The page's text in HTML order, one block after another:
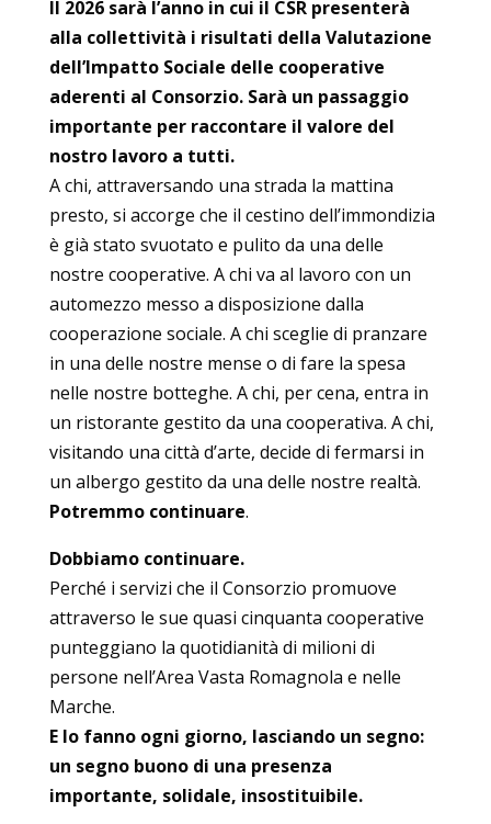
Il 2026 sarà l’anno in cui il CSR presenterà
alla collettività i risultati della Valutazione
dell’Impatto Sociale delle cooperative
aderenti al Consorzio. Sarà un passaggio
importante per raccontare il valore del
nostro lavoro a tutti.
A chi, attraversando una strada la mattina
presto, si accorge che il cestino dell’immondizia
è già stato svuotato e pulito da una delle
nostre cooperative. A chi va al lavoro con un
automezzo messo a disposizione dalla
cooperazione sociale. A chi sceglie di pranzare
in una delle nostre mense o di fare la spesa
nelle nostre botteghe. A chi, per cena, entra in
un ristorante gestito da una cooperativa. A chi,
visitando una città d’arte, decide di fermarsi in
un albergo gestito da una delle nostre realtà.
Potremmo continuare.
Dobbiamo continuare.
Perché i servizi che il Consorzio promuove
attraverso le sue quasi cinquanta cooperative
punteggiano la quotidianità di milioni di
persone nell’Area Vasta Romagnola e nelle
Marche.
E lo fanno ogni giorno, lasciando un segno:
un segno buono di una presenza
importante, solidale, insostituibile.